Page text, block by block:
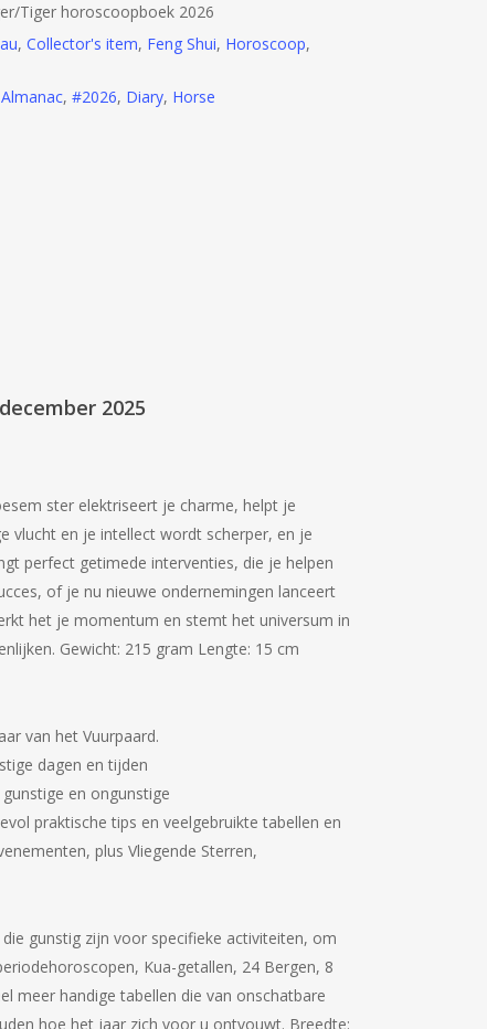
Tiger horoscoopboek 2026
, Collector's item, Feng Shui, Horoscoop,
Almanac, #2026, Diary, Horse
2025
ster elektriseert je charme, helpt je
vlucht en je intellect wordt scherper, en je
perfect getimede interventies, die je helpen
of je nu nieuwe ondernemingen lanceert
het je momentum en stemt het universum in
Gewicht: 215 gram Lengte: 15 cm
van het Vuurpaard.
dagen en tijden
en ongunstige
praktische tips en veelgebruikte tabellen en
plus Vliegende Sterren,
gunstig zijn voor specifieke activiteiten, om
Kua-getallen, 24 Bergen, 8
meer handige tabellen die van onschatbare
hoe het jaar zich voor u ontvouwt. Breedte: